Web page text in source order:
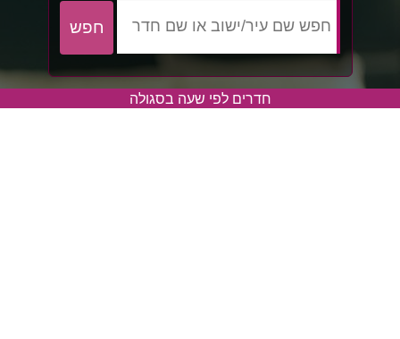
לפי איזור
חדרים לפי שעה במישור החוףפרסם באתר
חדרים לפי שעה במרכז
חדרים לפי שעה בדרום
חדרים לפי שעה בסגולה